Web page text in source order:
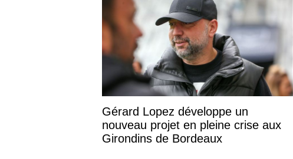
Gérard Lopez développe un
nouveau projet en pleine crise aux
Girondins de Bordeaux